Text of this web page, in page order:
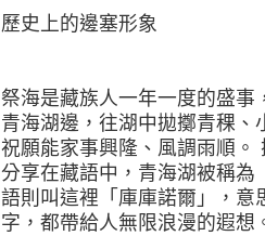
歷史上的邊塞形象
祭海是藏族人一年一度的盛
青海湖邊，往湖中拋擲青稞
祝願能家事興隆、風調雨順。
分享在藏語中，青海湖被稱為
語則叫這裡「庫庫諾爾」，意
字，都帶給人無限浪漫的遐